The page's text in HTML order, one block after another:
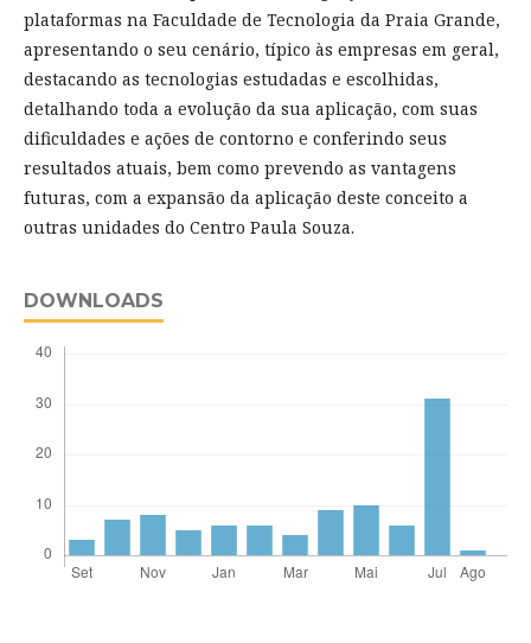
plataformas na Faculdade de Tecnologia da Praia Grande,
apresentando o seu cenário, típico às empresas em geral,
destacando as tecnologias estudadas e escolhidas,
detalhando toda a evolução da sua aplicação, com suas
dificuldades e ações de contorno e conferindo seus
resultados atuais, bem como prevendo as vantagens
futuras, com a expansão da aplicação deste conceito a
outras unidades do Centro Paula Souza.
DOWNLOADS